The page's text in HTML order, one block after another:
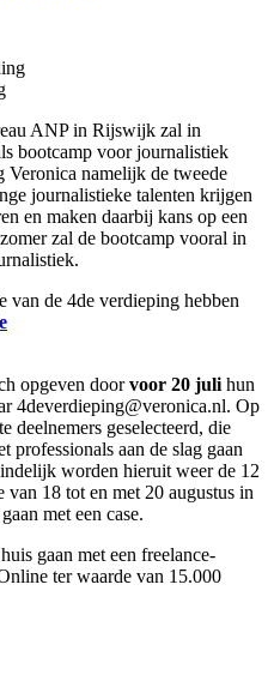
ANP in Rijswijk zal in
bootcamp voor journalistiek
Veronica namelijk de tweede
journalistieke talenten krijgen
en maken daarbij kans op een
zal de bootcamp vooral in
van de 4de verdieping hebben
opgeven doorvoor 20 juli hun
4deverdieping@veronica.nl. Op
deelnemers geselecteerd, die
professionals aan de slag gaan
worden hieruit weer de 12
van 18 tot en met 20 augustus in
met een case.
gaan met een freelance-
ter waarde van 15.000